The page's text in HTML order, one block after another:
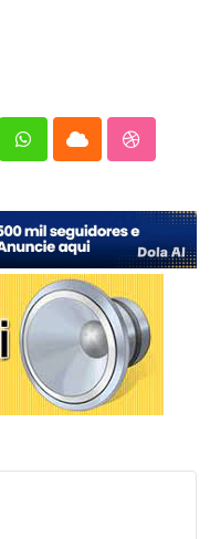
WhatsappCloud